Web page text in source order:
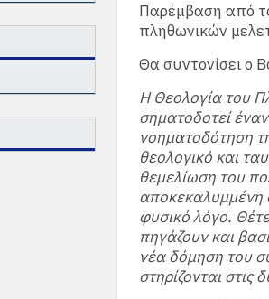
Παρέμβαση από
πληθωνικών
Θα συντονίσει ο
Η Θεολογία του
σηματοδοτεί
νοηματοδότηση
θεολογικό και
θεμελίωση του
αποκεκαλυμμένη
φυσικό λόγο.
πηγάζουν και
νέα δόμηση του
στηρίζονται